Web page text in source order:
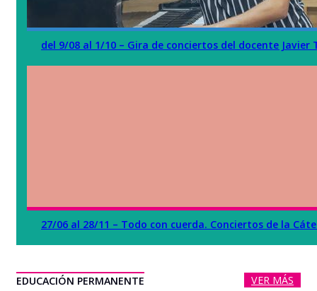
del 9/08 al 1/10 – Gira de conciertos del docente Javier
27/06 al 28/11 – Todo con cuerda. Conciertos de la
EDUCACIÓN PERMANENTE VER MÁS